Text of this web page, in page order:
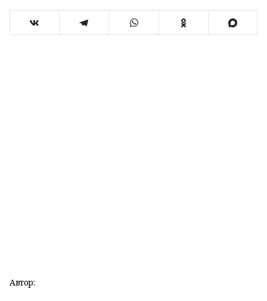
Автор: